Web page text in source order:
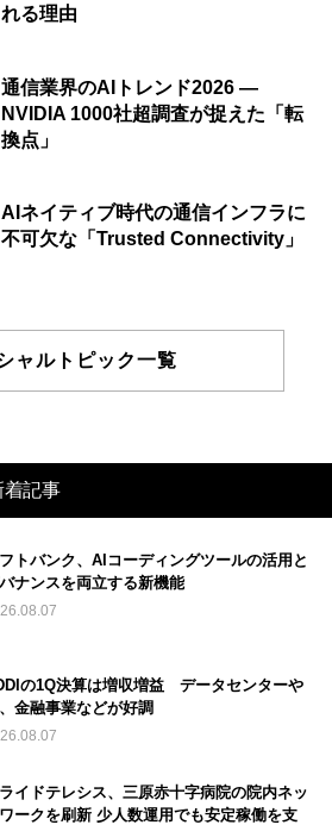
れる理由
通信業界のAIトレンド2026 ―
NVIDIA 1000社超調査が捉えた「転
換点」
AIネイティブ時代の通信インフラに
不可欠な「Trusted Connectivity」
ャルトピック一覧
着記事
トバンク、AIコーディングツールの活用と
ナンスを両立する新機能
の1Q決算は増収増益 データセンターや
金融事業などが好調
イドテレシス、三原赤十字病院の院内ネッ
ワークを刷新 少人数運用でも安定稼働を支